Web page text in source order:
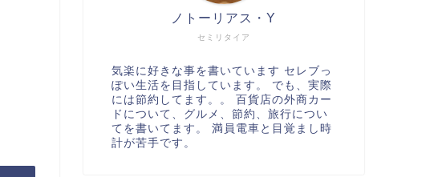
セミリタイア
ノトーリアス・Y
気楽に好きな事を書いています セレブっ
ぽい生活を目指しています。 でも、実際
には節約してます。。 百貨店の外商カー
ドについて、グルメ、節約、旅行につい
てを書いてます。 満員電車と目覚まし時
計が苦手です。